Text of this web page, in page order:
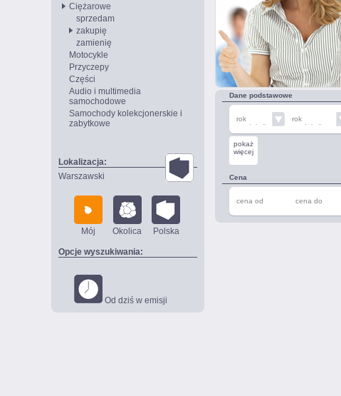
Ciężarowe
sprzedam
zakupię
zamienię
Motocykle
Przyczepy
Części
Audio i multimedia
samochodowe
Samochody kolekcjonerskie i
zabytkowe
Lokalizacja:
Warszawski
Mój Okolica Polska
Opcje wyszukiwania:
Od dziś w emisji
Dane podstawowe
rok
produkcji
od
rok
produkcji
do
pokaż
więcej
Cena
cena od cena do